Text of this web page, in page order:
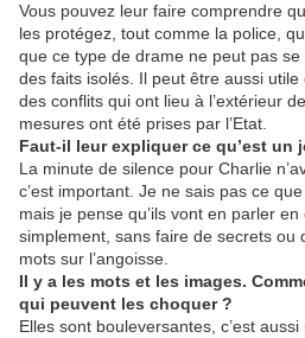
Vous pouvez leur faire comprendre
les protégez, tout comme la police,
que ce type de drame ne peut pas se
des faits isolés. Il peut être aussi utile
des conflits qui ont lieu à l’extérieur
mesures ont été prises par l’Etat.
Faut-il leur expliquer ce qu’est un
La minute de silence pour Charlie
c’est important. Je ne sais pas ce
mais je pense qu’ils vont en parler
simplement, sans faire de secrets ou
mots sur l’angoisse.
Il y a les mots et les images.
qui peuvent les choquer ?
Elles sont bouleversantes, c’est